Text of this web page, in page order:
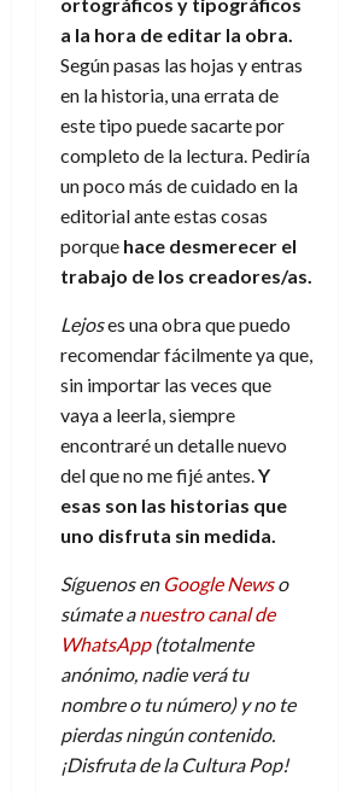
ortográficos y tipográficos
a la hora de editar la obra.
Según pasas las hojas y entras
en la historia, una errata de
este tipo puede sacarte por
completo de la lectura. Pediría
un poco más de cuidado en la
editorial ante estas cosas
porque hace desmerecer el
trabajo de los creadores/as.
Lejoses una obra que puedo
recomendar fácilmente ya que,
sin importar las veces que
vaya a leerla, siempre
encontraré un detalle nuevo
del que no me fijé antes.Y
esas son las historias que
uno disfruta sin medida.
Síguenos en Google Newso
súmate anuestro canal de
WhatsApp(totalmente
anónimo, nadie verá tu
nombre o tu número) y no te
pierdas ningún contenido.
¡Disfruta de la Cultura Pop!